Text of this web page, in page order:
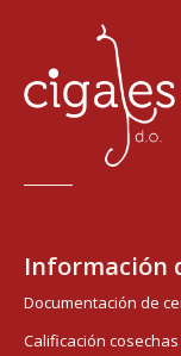
Información
Documentación de
Calificación cosechas